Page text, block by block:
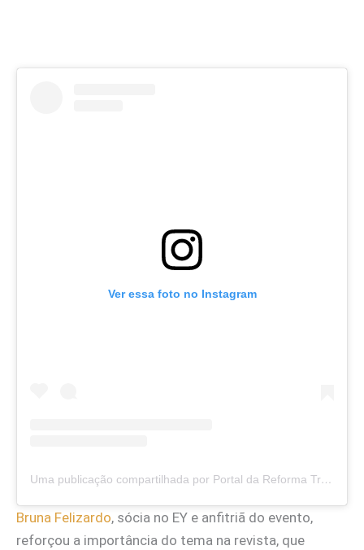
Ver essa foto no Instagram
Uma publicação compartilhada por Portal da Reforma Tributária (@portaldareformatributaria)
Bruna Felizardo, sócia no EY e anfitriã do evento,
reforçou a importância do tema na revista, que